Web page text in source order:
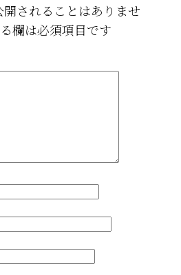
されることはありませ
欄は必須項目です